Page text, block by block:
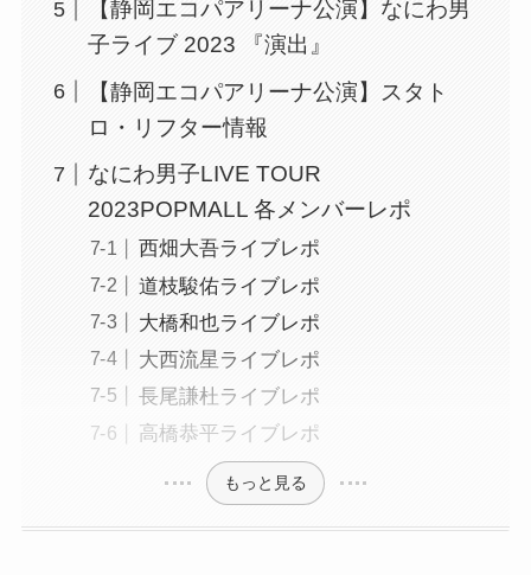
【静岡エコパアリーナ公演】なにわ男
子ライブ 2023 『演出』
【静岡エコパアリーナ公演】スタト
ロ・リフター情報
なにわ男子LIVE TOUR
2023POPMALL 各メンバーレポ
西畑大吾ライブレポ
道枝駿佑ライブレポ
大橋和也ライブレポ
大西流星ライブレポ
長尾謙杜ライブレポ
高橋恭平ライブレポ
もっと見る